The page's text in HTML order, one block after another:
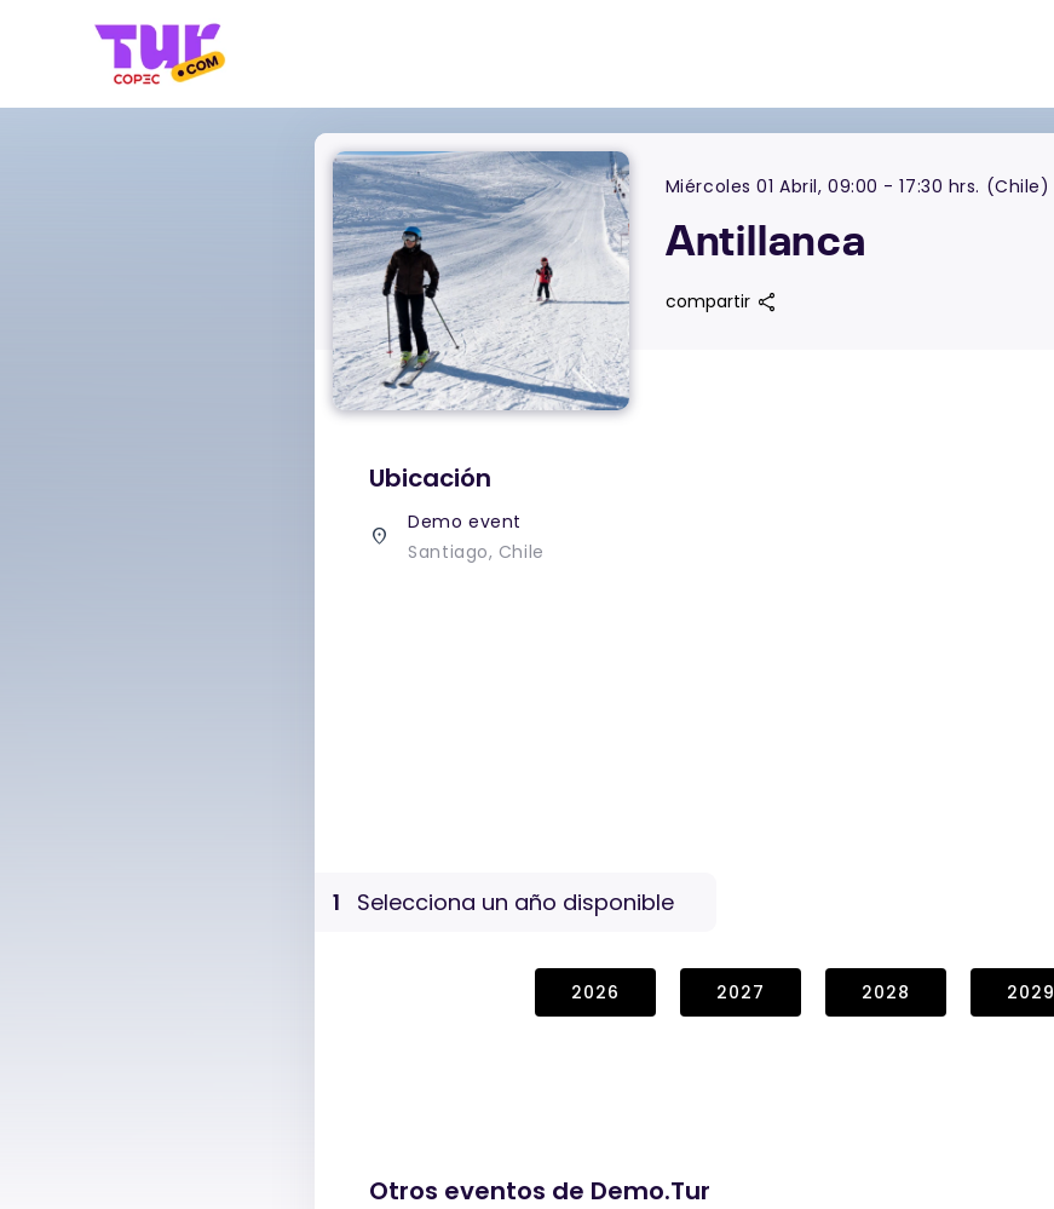
Miércoles 01 Abril, 09:00 - 17:30 hrs. (Chile)
Antillanca
compartir share
Ubicación
place
Demo event
Santiago, Chile
Selecciona un año disponible
1
2026 2027 2028 2029
Otros eventos de Demo.Tur